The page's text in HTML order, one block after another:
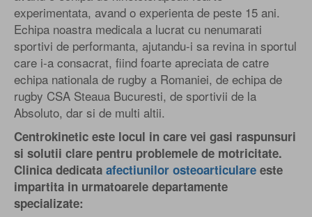
experimentata, avand o experienta de peste 15 ani.
Echipa noastra medicala a lucrat cu nenumarati
sportivi de performanta, ajutandu-i sa revina in sportul
care i-a consacrat, fiind foarte apreciata de catre
echipa nationala de rugby a Romaniei, de echipa de
rugby CSA Steaua Bucuresti, de sportivii de la
Absoluto, dar si de multi altii.
Centrokinetic este locul in care vei gasi raspunsuri
si solutii clare pentru problemele de motricitate.
Clinica dedicata afectiunilor osteoarticulare este
impartita in urmatoarele departamente
specializate: